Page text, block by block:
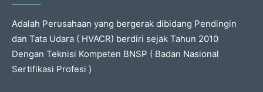
Adalah Perusahaan yang bergerak dibidang Pendingin
dan Tata Udara ( HVACR) berdiri sejak Tahun 2010
Dengan Teknisi Kompeten BNSP ( Badan Nasional
Sertifikasi Profesi )